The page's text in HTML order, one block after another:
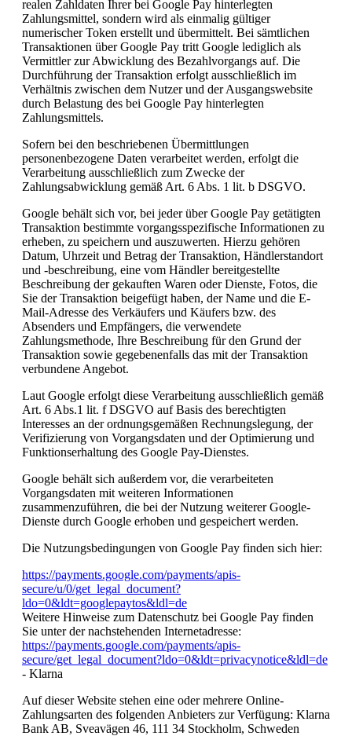
realen Zahldaten Ihrer bei Google Pay hinterlegten
Zahlungsmittel, sondern wird als einmalig gültiger
numerischer Token erstellt und übermittelt. Bei sämtlichen
Transaktionen über Google Pay tritt Google lediglich als
Vermittler zur Abwicklung des Bezahlvorgangs auf. Die
Durchführung der Transaktion erfolgt ausschließlich im
Verhältnis zwischen dem Nutzer und der Ausgangswebsite
durch Belastung des bei Google Pay hinterlegten
Zahlungsmittels.
Sofern bei den beschriebenen Übermittlungen
personenbezogene Daten verarbeitet werden, erfolgt die
Verarbeitung ausschließlich zum Zwecke der
Zahlungsabwicklung gemäß Art. 6 Abs. 1 lit. b DSGVO.
Google behält sich vor, bei jeder über Google Pay getätigten
Transaktion bestimmte vorgangsspezifische Informationen zu
erheben, zu speichern und auszuwerten. Hierzu gehören
Datum, Uhrzeit und Betrag der Transaktion, Händlerstandort
und -beschreibung, eine vom Händler bereitgestellte
Beschreibung der gekauften Waren oder Dienste, Fotos, die
Sie der Transaktion beigefügt haben, der Name und die E-
Mail-Adresse des Verkäufers und Käufers bzw. des
Absenders und Empfängers, die verwendete
Zahlungsmethode, Ihre Beschreibung für den Grund der
Transaktion sowie gegebenenfalls das mit der Transaktion
verbundene Angebot.
Laut Google erfolgt diese Verarbeitung ausschließlich gemäß
Art. 6 Abs.1 lit. f DSGVO auf Basis des berechtigten
Interesses an der ordnungsgemäßen Rechnungslegung, der
Verifizierung von Vorgangsdaten und der Optimierung und
Funktionserhaltung des Google Pay-Dienstes.
Google behält sich außerdem vor, die verarbeiteten
Vorgangsdaten mit weiteren Informationen
zusammenzuführen, die bei der Nutzung weiterer Google-
Dienste durch Google erhoben und gespeichert werden.
Die Nutzungsbedingungen von Google Pay finden sich hier:
https://payments.google.com/payments/apis-
secure/u/0/get_legal_document?
ldo=0&ldt=googlepaytos&ldl=de
Weitere Hinweise zum Datenschutz bei Google Pay finden
Sie unter der nachstehenden Internetadresse:
https://payments.google.com/payments/apis-
secure/get_legal_document?ldo=0&ldt=privacynotice&ldl=de
- Klarna
Auf dieser Website stehen eine oder mehrere Online-
Zahlungsarten des folgenden Anbieters zur Verfügung: Klarna
Bank AB, Sveavägen 46, 111 34 Stockholm, Schweden